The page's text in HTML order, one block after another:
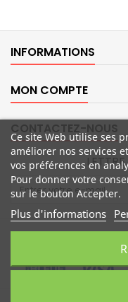
INFORMATIONS
MON COMPTE
CONTACTEZ-NOUS
Ce site Web utilise ses
améliorer nos services
vos préférences en
Pour donner votre
sur le bouton Accepter.
Plus d'informations